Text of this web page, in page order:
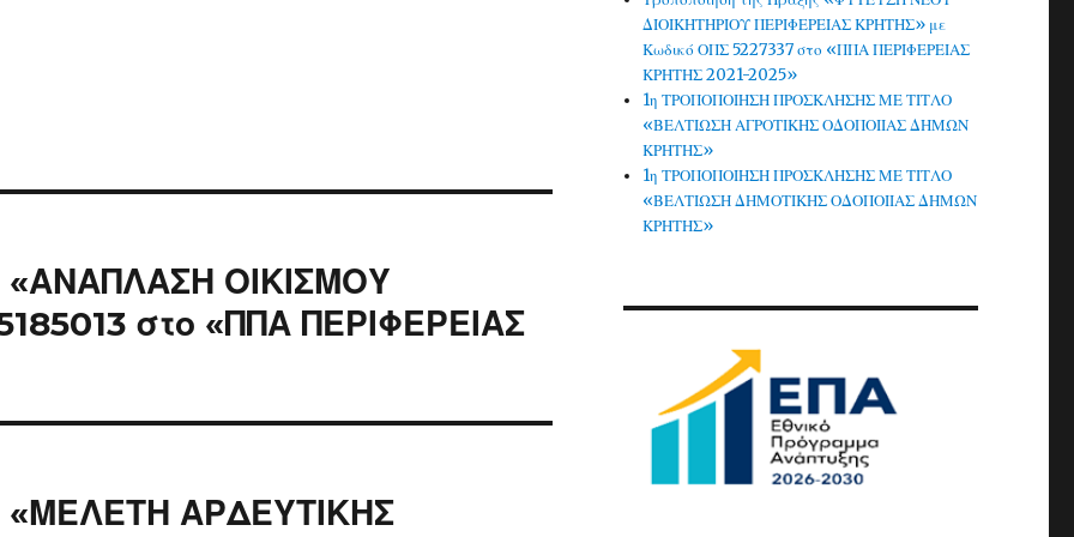
«ΑΝΑΠΛΑΣΗ ΟΙΚΙΣΜΟΥ
στο «ΠΠΑ ΠΕΡΙΦΕΡΕΙΑΣ
«ΜΕΛΕΤΗ ΑΡΔΕΥΤΙΚΗΣ
ΔΙΟΙΚΗΤΗΡΙΟΥ ΠΕΡΙΦΕΡΕΙΑΣ ΚΡΗΤΗΣ» με
Κωδικό ΟΠΣ 5227337 στο «ΠΠΑ ΠΕΡΙΦΕΡΕΙΑΣ
ΚΡΗΤΗΣ 2021-2025»
1η ΤΡΟΠΟΠΟΙΗΣΗ ΠΡΟΣΚΛΗΣΗΣ ΜΕ ΤΙΤΛΟ
«ΒΕΛΤΙΩΣΗ ΑΓΡΟΤΙΚΗΣ ΟΔΟΠΟΙΙΑΣ ΔΗΜΩΝ
ΚΡΗΤΗΣ»
1η ΤΡΟΠΟΠΟΙΗΣΗ ΠΡΟΣΚΛΗΣΗΣ ΜΕ ΤΙΤΛΟ
«ΒΕΛΤΙΩΣΗ ΔΗΜΟΤΙΚΗΣ ΟΔΟΠΟΙΙΑΣ ΔΗΜΩΝ
ΚΡΗΤΗΣ»